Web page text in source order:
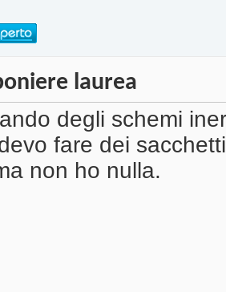
laurea
degli schemi
fare dei
non ho nulla.